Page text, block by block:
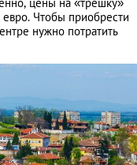
Чтобы приобрести
нужно потратить